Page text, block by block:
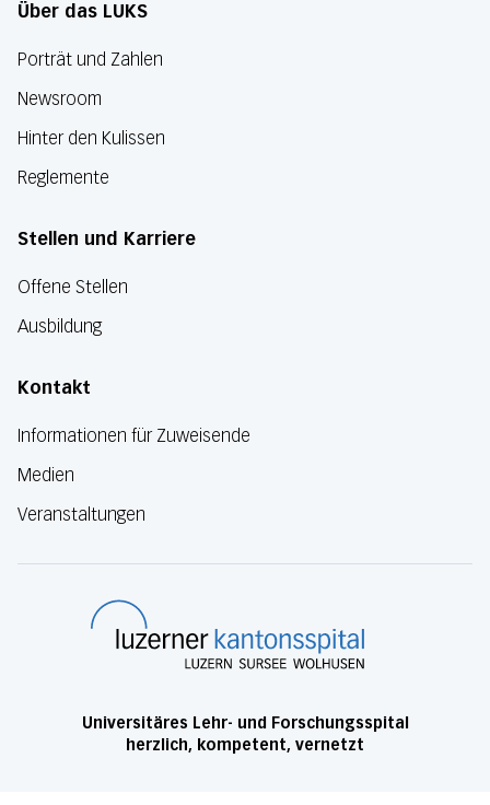
Über das LUKS
Porträt und Zahlen
Newsroom
Hinter den Kulissen
Reglemente
Stellen und Karriere
Offene Stellen
Ausbildung
Kontakt
Informationen für Zuweisende
Medien
Veranstaltungen
Universitäres Lehr- und Forschungsspital
herzlich, kompetent, vernetzt